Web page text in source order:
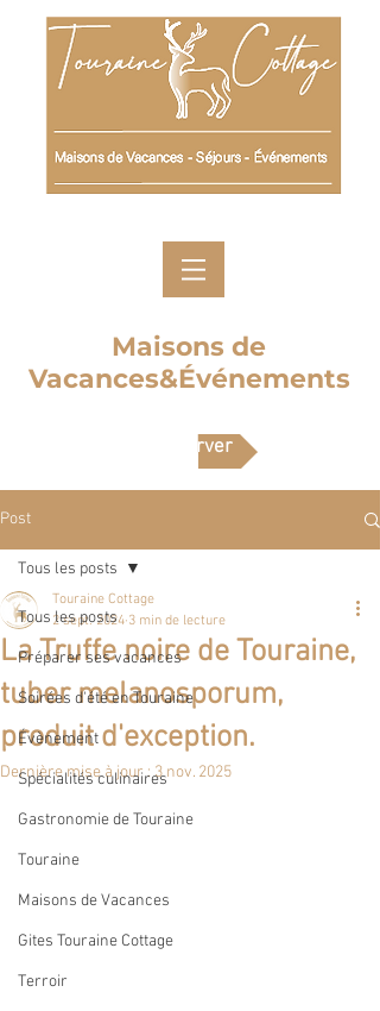
Maisons de
Vacances&Événements
Réserver
Post
Tous les posts
Préparer ses vacances
Soirées d'été en Touraine
Évènement
Spécialités culinaires
Gastronomie de Touraine
Touraine
Maisons de Vacances
Gites Touraine Cottage
Terroir
Tous les posts
La Truffe noire de Touraine,
tuber melanosporum,
produit d'exception.
Touraine Cottage
2 sept. 2024 3 min de lecture
Dernière mise à jour :3 nov. 2025